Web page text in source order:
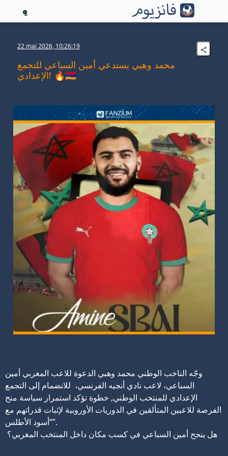
1
22 mai 2026, 10:26:19
محمد وهبي يستدعي أمين السباعي للتجمع
الإعدادي! 🔥🇲🇦
وجّه الناخب الوطني محمد وهبي الدعوة للاعب المغربي أمين
السباعي، لاعب نادي أنجيه الفرنسي، للانضمام إلى التجمع
الإعدادي للمنتخب الوطني, خطوة تؤكد استمرار سياسة منح
الفرصة للاعبين المتألقين في الدوريات الأوروبية لإثبات قدراتهم مع
“أسود الأطلس”.
هل ينجح أمين السباعي في كسب مكان داخل المنتخب المغربي؟